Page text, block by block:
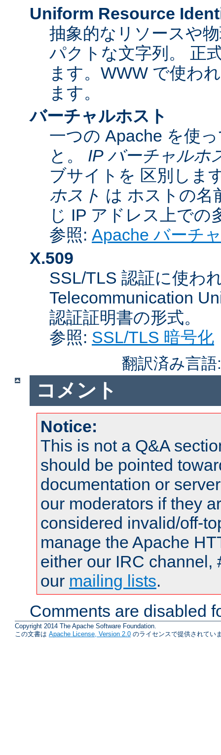
Uniform Resource
抽象的なリソースや
パクトな文字列。 正
ます。WWW で使わ
ます。
バーチャルホスト
一つの Apache を使
と。 IP バーチャルホ
ブサイトを 区別しま
ホスト は ホストの名
じ IP アドレス上で
参照: Apache バーチ
X.509
SSL/TLS 認証に使わ
Telecommunication
認証証明書の形式。
参照: SSL/TLS 暗号化
翻訳済み言
コメント
Notice:
This is not a Q&A
should be pointed
documentation or
our moderators if they
considered invalid/off-
manage the Apache
either our IRC channel,
our mailing lists.
Comments are disabled
Copyright 2014 The Apache Software Foundation.
この文書は Apache License, Version 2.0 のライセンスで提供されてい